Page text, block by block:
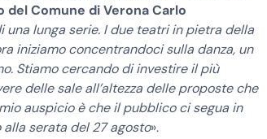
Comune di Verona Carlo
una lunga serie. I due teatri in pietra della
iniziamo concentrandoci sulla danza, un
Stiamo cercando di investire il più
delle sale all’altezza delle proposte che
auspicio è che il pubblico ci segua in
serata del 27 agosto».